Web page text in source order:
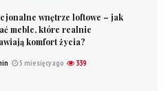
wnętrze loftowe – jak
meble, które realnie
komfort życia?
5 miesięcy ago 339